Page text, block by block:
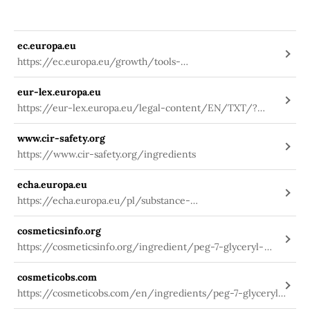
ec.europa.eu
https://ec.europa.eu/growth/tools-
databases/cosing/index.cfm?
fuseaction=search.details_v2&id=77274
eur-lex.europa.eu
https://eur-lex.europa.eu/legal-content/EN/TXT/?
uri=celex:32009R1223
www.cir-safety.org
https://www.cir-safety.org/ingredients
echa.europa.eu
https://echa.europa.eu/pl/substance-
information/-/substanceinfo/100.131.684
cosmeticsinfo.org
https://cosmeticsinfo.org/ingredient/peg-7-glyceryl-
cocoate
cosmeticobs.com
https://cosmeticobs.com/en/ingredients/peg-7-glyceryl-
cocoate-196